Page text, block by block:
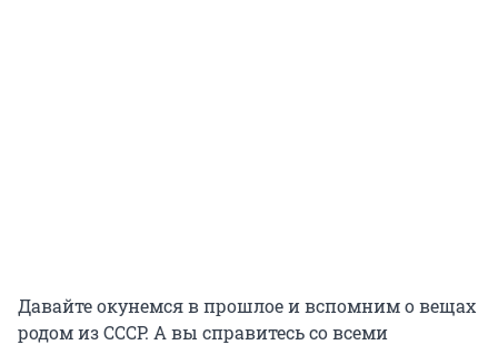
Давайте окунемся в прошлое и вспомним о вещах
родом из СССР. А вы справитесь со всеми